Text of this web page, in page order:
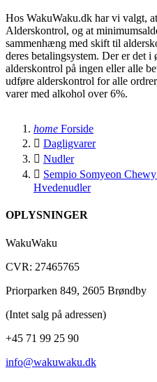
Hos WakuWaku.dk har vi valgt,
Alderskontrol, og at
sammenhæng med skift til
deres betalingsystem. Der er det
alderskontrol på ingen eller alle
udføre alderskontrol for alle
varer med alkohol over 6%.
home Forside
 Dagligvarer
 Nudler
 Sempio Somyeon
Hvedenudler
OPLYSNINGER
WakuWaku
CVR: 27465765
Priorparken 849, 2605 Brøndby
(Intet salg på adressen)
+45 71 99 25 90
info@wakuwaku.dk